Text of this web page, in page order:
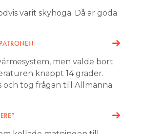
varit skyhöga. Då är goda
men valde bort
knappt 14 grader.
och tog frågan till Allmänna